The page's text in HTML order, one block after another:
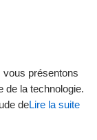
vous présentons
de la technologie.
deLire la suite